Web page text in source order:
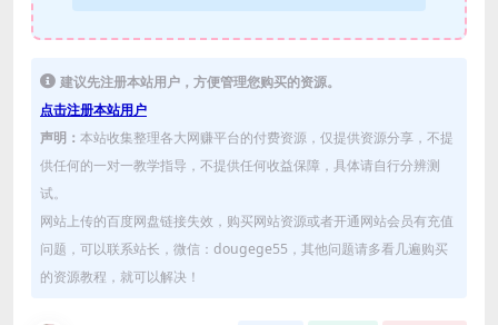
建议先注册本站用户，方便管理您购买的资源。
点击注册本站用户
声明： 本站收集整理各大网赚平台的付费资源，仅提供资源分享，不提
供任何的一对一教学指导，不提供任何收益保障，具体请自行分辨测
试。
网站上传的百度网盘链接失效，购买网站资源或者开通网站会员有充值
问题，可以联系站长，微信：dougege55，其他问题请多看几遍购买
的资源教程，就可以解决！